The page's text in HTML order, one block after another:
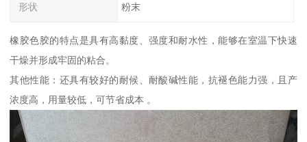
形状 粉末
橡胶色胶的特点是具有高黏度、强度和耐水性，能够在室温下快速
干燥并形成牢固的粘合。
其他性能：还具有较好的耐候、耐酸碱性能，抗褪色能力强，且产
浓度高，用量较低，可节省成本 。